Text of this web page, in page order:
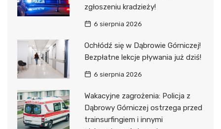
zgłoszeniu kradzieży!
6 sierpnia 2026
Ochłódź się w Dąbrowie Górniczej!
Bezpłatne lekcje pływania już dziś!
6 sierpnia 2026
Wakacyjne zagrożenia: Policja z
Dąbrowy Górniczej ostrzega przed
trainsurfingiem i innymi